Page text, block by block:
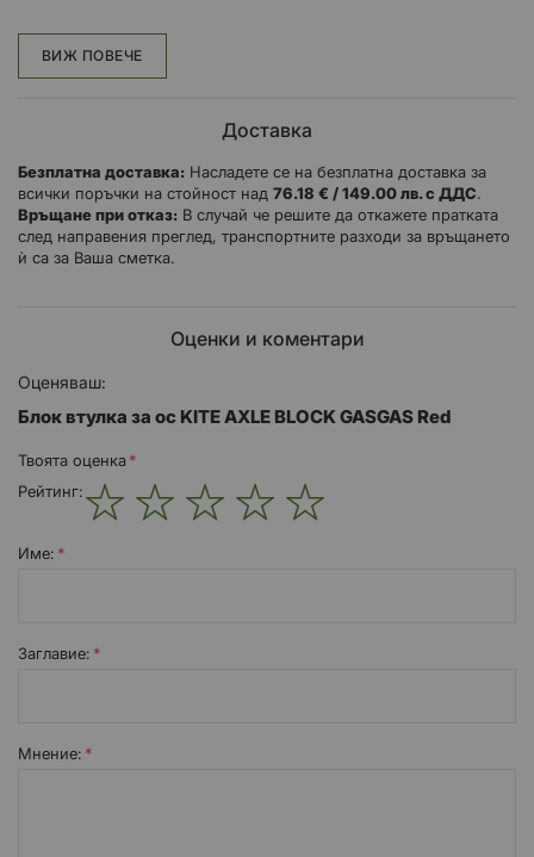
Проектиран за максимално леко тегло
ВИЖ ПОВЕЧЕ
Доставка
Безплатна доставка: Насладете се на безплатна доставка за
всички поръчки на стойност над 76.18 € / 149.00 лв. с ДДС.
Връщане при отказ: В случай че решите да откажете пратката
след направения преглед, транспортните разходи за връщането
ѝ са за Ваша сметка.
Оценки и коментари
Оценяваш:
Блок втулка за ос KITE AXLE BLOCK GASGAS Red
Твоята оценка
Рейтинг:
Име:
Заглавиe:
Мнение: